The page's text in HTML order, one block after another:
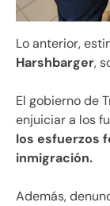
Lo anterior,
Harshbarger,
El gobierno de
enjuiciar a los
los esfuerzos
inmigración.
Además,